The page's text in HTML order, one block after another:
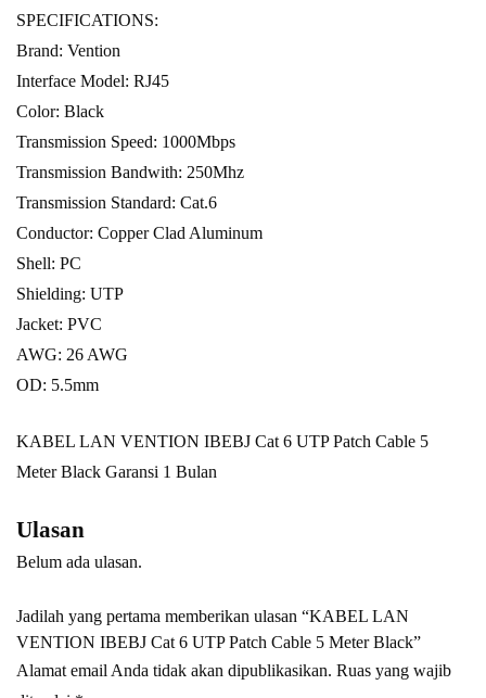
SPECIFICATIONS:
Brand: Vention
Interface Model: RJ45
Color: Black
Transmission Speed: 1000Mbps
Transmission Bandwith: 250Mhz
Transmission Standard: Cat.6
Conductor: Copper Clad Aluminum
Shell: PC
Shielding: UTP
Jacket: PVC
AWG: 26 AWG
OD: 5.5mm
KABEL LAN VENTION IBEBJ Cat 6 UTP Patch Cable 5
Meter Black Garansi 1 Bulan
Ulasan
Belum ada ulasan.
Jadilah yang pertama memberikan ulasan “KABEL LAN
VENTION IBEBJ Cat 6 UTP Patch Cable 5 Meter Black”
Alamat email Anda tidak akan dipublikasikan. Ruas yang wajib